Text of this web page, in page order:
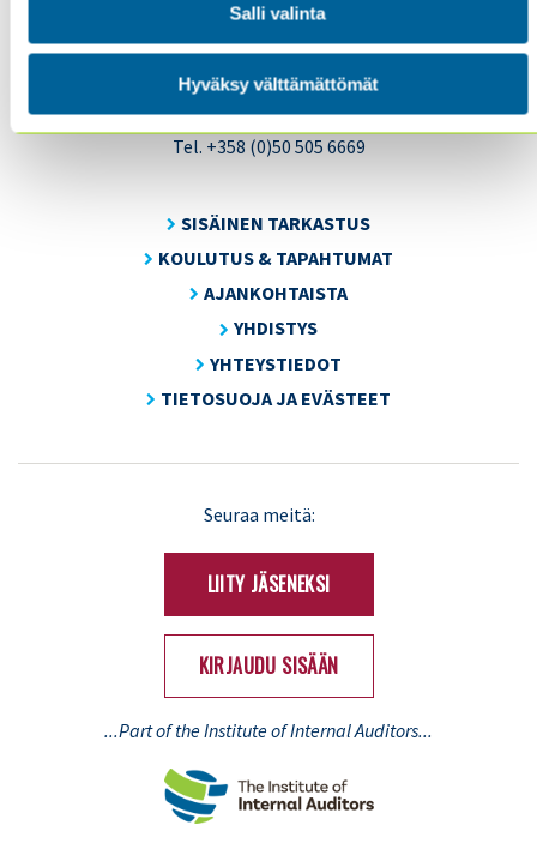
Salli valinta
Hyväksy välttämättömät
Sisäiset tarkastajat ry / Oy Inreviso Ab
Energiakuja 3
FI 00180 Helsinki
Tel. +358 (0)50 505 6669
SISÄINEN TARKASTUS
KOULUTUS & TAPAHTUMAT
AJANKOHTAISTA
YHDISTYS
YHTEYSTIEDOT
TIETOSUOJA JA EVÄSTEET
Seuraa meitä:
LIITY JÄSENEKSI
KIRJAUDU SISÄÄN
...Part of the Institute of Internal Auditors...